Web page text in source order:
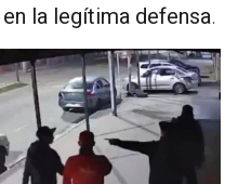
la legítima defensa.